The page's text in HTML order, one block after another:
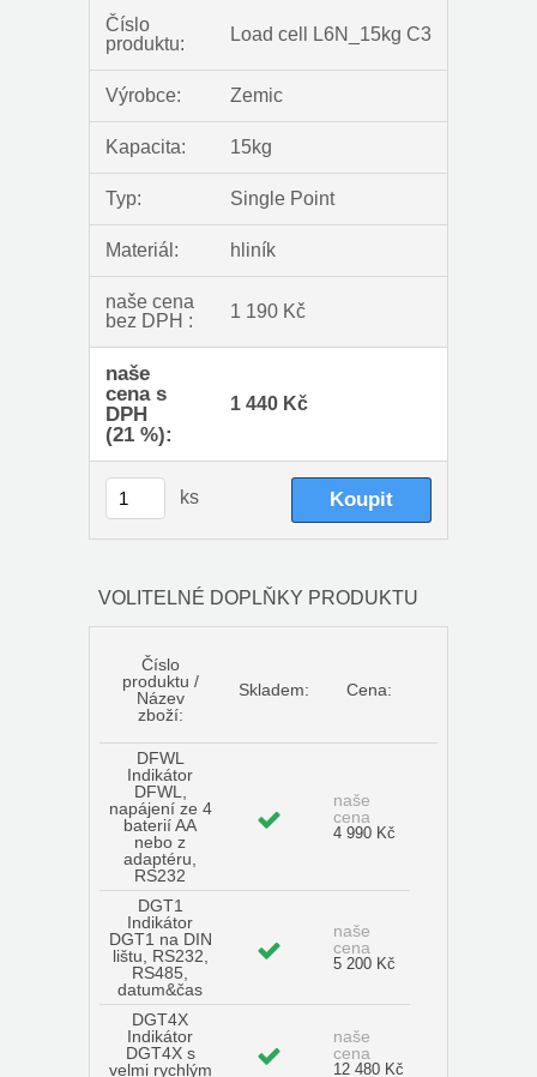
Číslo
produktu:
Load cell L6N_15kg C3
Výrobce: Zemic
Kapacita: 15kg
Typ: Single Point
Materiál: hliník
naše cena
bez DPH :
1 190 Kč
naše
cena s
DPH
(21 %):
1 440 Kč
ks
VOLITELNÉ DOPLŇKY PRODUKTU
Číslo
produktu /
Název
zboží:
Skladem: Cena:
DFWL
Indikátor
DFWL,
napájení ze 4
baterií AA
nebo z
adaptéru,
RS232
naše
cena
4 990 Kč
DGT1
Indikátor
DGT1 na DIN
lištu, RS232,
RS485,
datum&čas
naše
cena
5 200 Kč
DGT4X
Indikátor
DGT4X s
velmi rychlým
naše
cena
12 480 Kč